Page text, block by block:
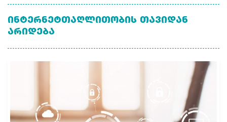
ᲘᲜᲢᲔᲠᲜᲔᲢᲗᲐᲦᲚᲘᲗᲝᲑᲘᲡ ᲗᲐᲕᲘᲓᲐᲜ
ᲐᲠᲘᲓᲔᲑᲐ